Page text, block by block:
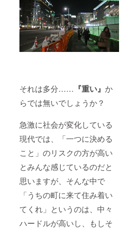
それは多分…… 『重い』 か
らでは無いでしょうか？
急激に社会が変化している
現代では、「一つに決める
こと」のリスクの方が高い
とみんな感じているのだと
思いますが、そんな中で
「うちの町に来て住み着い
てくれ」というのは、中々
ハードルが高いし、もしそ